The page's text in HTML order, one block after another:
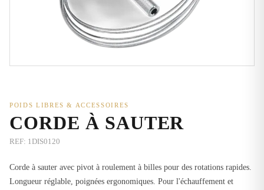
POIDS LIBRES & ACCESSOIRES
CORDE À SAUTER
REF: 1DIS0120
Corde à sauter avec pivot à roulement à billes pour des rotations rapides.
Longueur réglable, poignées ergonomiques. Pour l'échauffement et